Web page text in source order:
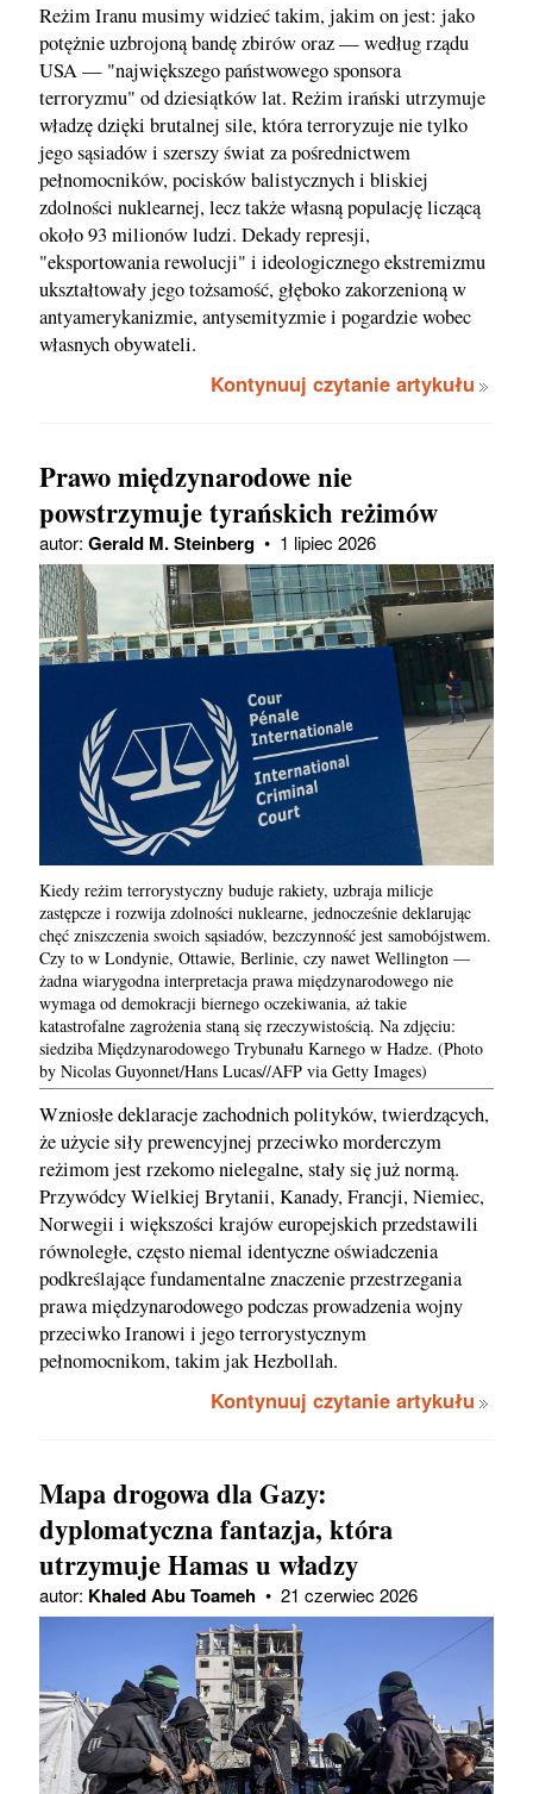
Reżim Iranu musimy widzieć takim, jakim on jest: jako
potężnie uzbrojoną bandę zbirów oraz — według rządu
USA — "największego państwowego sponsora
terroryzmu" od dziesiątków lat. Reżim irański utrzymuje
władzę dzięki brutalnej sile, która terroryzuje nie tylko
jego sąsiadów i szerszy świat za pośrednictwem
pełnomocników, pocisków balistycznych i bliskiej
zdolności nuklearnej, lecz także własną populację liczącą
około 93 milionów ludzi. Dekady represji,
"eksportowania rewolucji" i ideologicznego ekstremizmu
ukształtowały jego tożsamość, głęboko zakorzenioną w
antyamerykanizmie, antysemityzmie i pogardzie wobec
własnych obywateli.
Kontynuuj czytanie artykułu
Prawo międzynarodowe nie
powstrzymuje tyrańskich reżimów
autor: Gerald M. Steinberg • 1 lipiec 2026
Kiedy reżim terrorystyczny buduje rakiety, uzbraja milicje
zastępcze i rozwija zdolności nuklearne, jednocześnie deklarując
chęć zniszczenia swoich sąsiadów, bezczynność jest samobójstwem.
Czy to w Londynie, Ottawie, Berlinie, czy nawet Wellington —
żadna wiarygodna interpretacja prawa międzynarodowego nie
wymaga od demokracji biernego oczekiwania, aż takie
katastrofalne zagrożenia staną się rzeczywistością. Na zdjęciu:
siedziba Międzynarodowego Trybunału Karnego w Hadze. (Photo
by Nicolas Guyonnet/Hans Lucas//AFP via Getty Images)
Wzniosłe deklaracje zachodnich polityków, twierdzących,
że użycie siły prewencyjnej przeciwko morderczym
reżimom jest rzekomo nielegalne, stały się już normą.
Przywódcy Wielkiej Brytanii, Kanady, Francji, Niemiec,
Norwegii i większości krajów europejskich przedstawili
równoległe, często niemal identyczne oświadczenia
podkreślające fundamentalne znaczenie przestrzegania
prawa międzynarodowego podczas prowadzenia wojny
przeciwko Iranowi i jego terrorystycznym
pełnomocnikom, takim jak Hezbollah.
Kontynuuj czytanie artykułu
Mapa drogowa dla Gazy:
dyplomatyczna fantazja, która
utrzymuje Hamas u władzy
autor: Khaled Abu Toameh • 21 czerwiec 2026